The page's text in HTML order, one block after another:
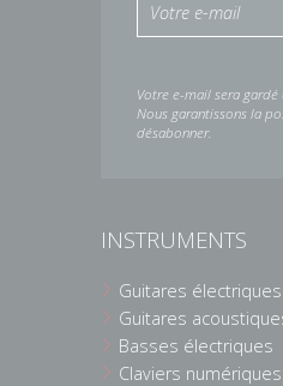
Votre e-mail sera gardé
Nous garantissons la
désabonner.
INSTRUMENTS
Guitares électriques
Guitares
Basses électriques
Claviers numériques